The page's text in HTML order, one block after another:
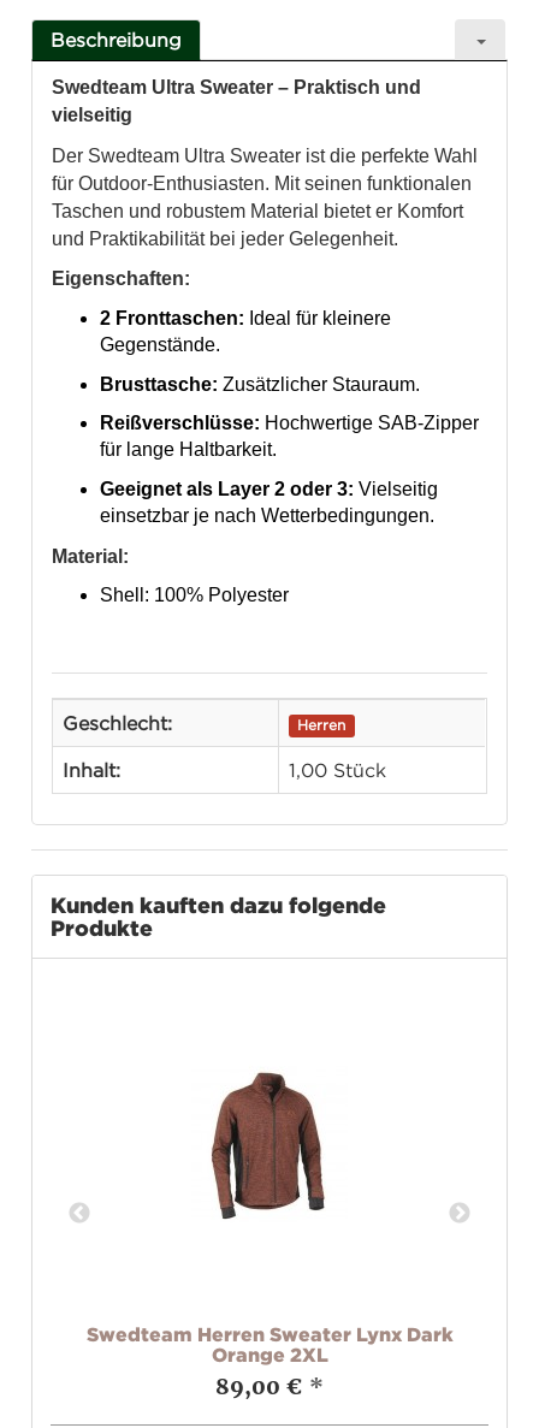
Beschreibung
Swedteam Ultra Sweater – Praktisch und
vielseitig
Der Swedteam Ultra Sweater ist die perfekte Wahl
für Outdoor-Enthusiasten. Mit seinen funktionalen
Taschen und robustem Material bietet er Komfort
und Praktikabilität bei jeder Gelegenheit.
Eigenschaften:
2 Fronttaschen: Ideal für kleinere
Gegenstände.
Brusttasche: Zusätzlicher Stauraum.
Reißverschlüsse: Hochwertige SAB-Zipper
für lange Haltbarkeit.
Geeignet als Layer 2 oder 3: Vielseitig
einsetzbar je nach Wetterbedingungen.
Material:
Shell: 100% Polyester
Geschlecht: Herren
Inhalt: 1,00 Stück
Kunden kauften dazu folgende
Produkte
Swedteam Herren Sweater Lynx Dark
Orange 2XL
89,00 € *